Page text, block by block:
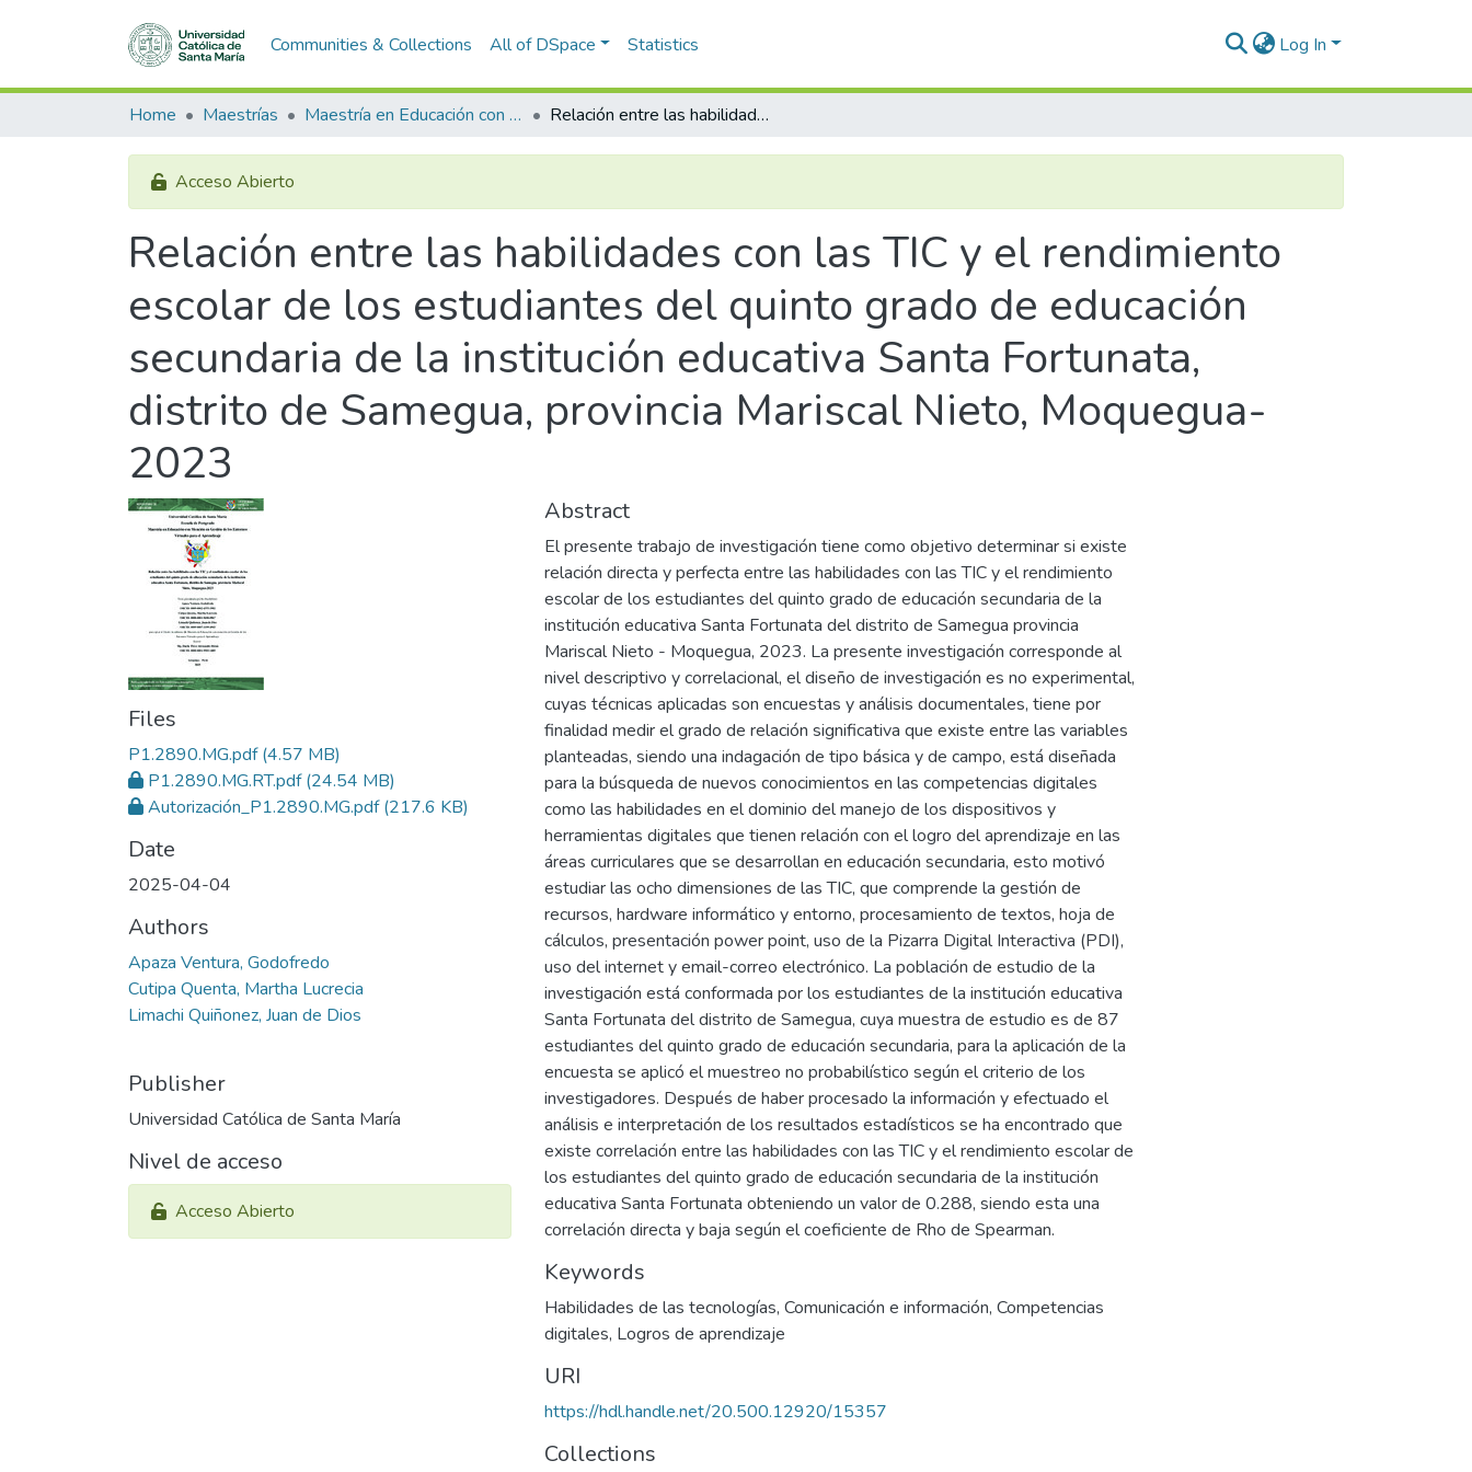
Communities & Collections All of DSpace Statistics Log In
Home Maestrías Maestría en Educación con Mención en Gestión de los Entornos Virtuales para el Aprendizaje Relación entre las habilidades con las TIC y el rendimiento escolar de los estudiantes del quinto grado de educación secundaria de la institución educativa Santa Fortunata, distrito de Samegua, provincia Mariscal Nieto, Moquegua-2023
Acceso Abierto
Relación entre las habilidades con las TIC y el rendimiento
escolar de los estudiantes del quinto grado de educación
secundaria de la institución educativa Santa Fortunata,
distrito de Samegua, provincia Mariscal Nieto, Moquegua-
2023
Files
P1.2890.MG.pdf(4.57 MB)
P1.2890.MG.RT.pdf(24.54 MB)
Autorización_P1.2890.MG.pdf(217.6 KB)
Date
2025-04-04
Authors
Apaza Ventura, Godofredo
Cutipa Quenta, Martha Lucrecia
Limachi Quiñonez, Juan de Dios
Publisher
Universidad Católica de Santa María
Nivel de acceso
Acceso Abierto
Abstract
El presente trabajo de investigación tiene como objetivo determinar si existe
relación directa y perfecta entre las habilidades con las TIC y el rendimiento
escolar de los estudiantes del quinto grado de educación secundaria de la
institución educativa Santa Fortunata del distrito de Samegua provincia
Mariscal Nieto - Moquegua, 2023. La presente investigación corresponde al
nivel descriptivo y correlacional, el diseño de investigación es no experimental,
cuyas técnicas aplicadas son encuestas y análisis documentales, tiene por
finalidad medir el grado de relación significativa que existe entre las variables
planteadas, siendo una indagación de tipo básica y de campo, está diseñada
para la búsqueda de nuevos conocimientos en las competencias digitales
como las habilidades en el dominio del manejo de los dispositivos y
herramientas digitales que tienen relación con el logro del aprendizaje en las
áreas curriculares que se desarrollan en educación secundaria, esto motivó
estudiar las ocho dimensiones de las TIC, que comprende la gestión de
recursos, hardware informático y entorno, procesamiento de textos, hoja de
cálculos, presentación power point, uso de la Pizarra Digital Interactiva (PDI),
uso del internet y email-correo electrónico. La población de estudio de la
investigación está conformada por los estudiantes de la institución educativa
Santa Fortunata del distrito de Samegua, cuya muestra de estudio es de 87
estudiantes del quinto grado de educación secundaria, para la aplicación de la
encuesta se aplicó el muestreo no probabilístico según el criterio de los
investigadores. Después de haber procesado la información y efectuado el
análisis e interpretación de los resultados estadísticos se ha encontrado que
existe correlación entre las habilidades con las TIC y el rendimiento escolar de
los estudiantes del quinto grado de educación secundaria de la institución
educativa Santa Fortunata obteniendo un valor de 0.288, siendo esta una
correlación directa y baja según el coeficiente de Rho de Spearman.
Keywords
Habilidades de las tecnologías, Comunicación e información, Competencias
digitales, Logros de aprendizaje
URI
https://hdl.handle.net/20.500.12920/15357
Collections